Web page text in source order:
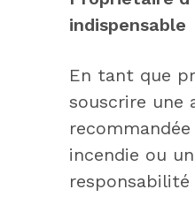
indispensable
En tant que
souscrire une
incendie ou